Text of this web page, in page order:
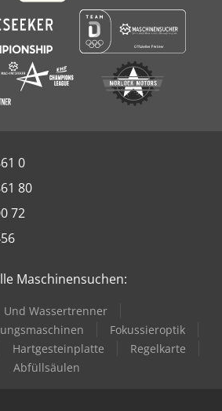
0
80
72
Maschinensuchen:
Und Wassertrenner
Fokussieroptik
Hartgesteinplatte
Regelkarte
Abfüllsäulen